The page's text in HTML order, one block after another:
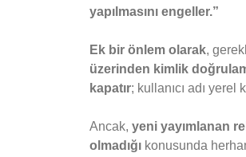
yapılmasını engeller.”
Ek bir önlem olarak,
üzerinden kimlik
kapatır; kullanıcı adı
Ancak, yeni yayımlanan
olmadığı konusunda